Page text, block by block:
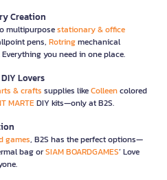
Creation
multipurposestationary & office
pens, Rotringmechanical
you need in one place.
Lovers
& crafts supplies likeColleencolored
MARTEDIY kits—only at B2S.
games, B2S has the perfect options—
bag orSIAM BOARDGAMES’ Love